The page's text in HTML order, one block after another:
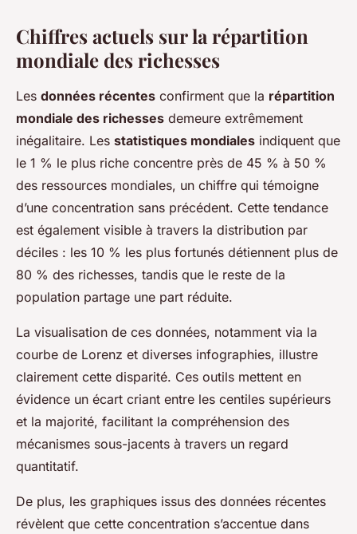
Chiffres actuels sur la répartition
mondiale des richesses
Les données récentes confirment que la répartition
mondiale des richesses demeure extrêmement
inégalitaire. Les statistiques mondiales indiquent que
le 1 % le plus riche concentre près de 45 % à 50 %
des ressources mondiales, un chiffre qui témoigne
d’une concentration sans précédent. Cette tendance
est également visible à travers la distribution par
déciles : les 10 % les plus fortunés détiennent plus de
80 % des richesses, tandis que le reste de la
population partage une part réduite.
La visualisation de ces données, notamment via la
courbe de Lorenz et diverses infographies, illustre
clairement cette disparité. Ces outils mettent en
évidence un écart criant entre les centiles supérieurs
et la majorité, facilitant la compréhension des
mécanismes sous-jacents à travers un regard
quantitatif.
De plus, les graphiques issus des données récentes
révèlent que cette concentration s’accentue dans